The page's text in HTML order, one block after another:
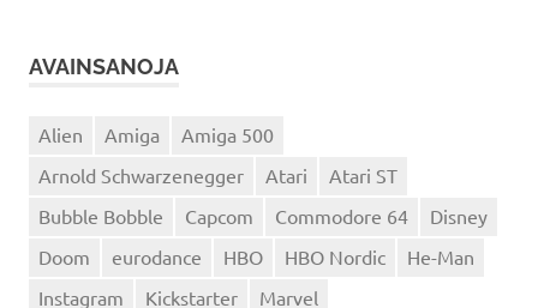
AVAINSANOJA
Alien Amiga
Amiga 500
Arnold Schwarzenegger
Atari
Atari ST
Bubble Bobble
Capcom Commodore 64
Disney
Doom
eurodance HBO HBO Nordic
He-Man
Instagram
Kickstarter Marvel